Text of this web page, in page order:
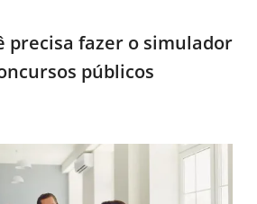
precisa fazer o simulador
públicos